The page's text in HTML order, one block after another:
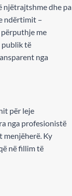
njëtrajtshme dhe pa
ndërtimit –
përputhje me
publik të
nga
për leje
nga profesionistë
menjëherë. Ky
në fillim të